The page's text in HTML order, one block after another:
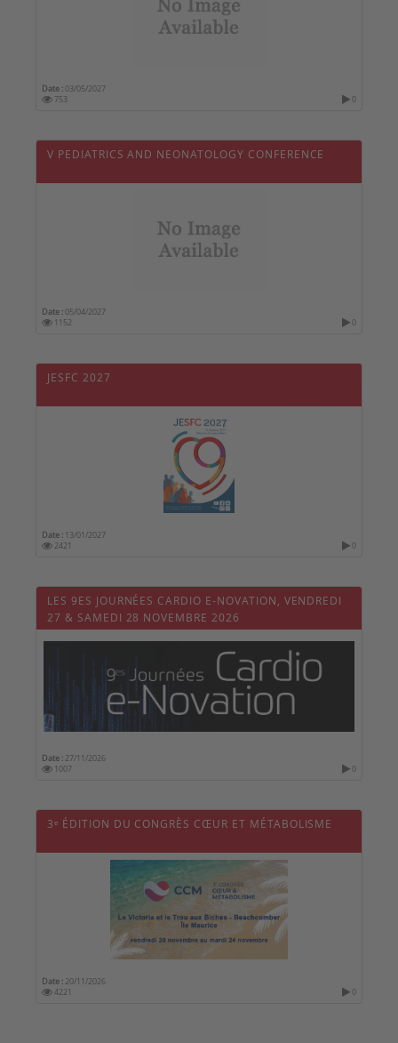
Date :03/05/2027
753
0
V PEDIATRICS AND NEONATOLOGY CONFERENCE
Date :05/04/2027
1152
0
JESFC 2027
Date : 13/01/2027
2421
0
LES 9ES JOURNÉES CARDIO E-NOVATION, VENDREDI
27 & SAMEDI 28 NOVEMBRE 2026
Date : 27/11/2026
1007
0
3ᵉ ÉDITION DU CONGRÈS CŒUR ET MÉTABOLISME
Date : 20/11/2026
4221
0